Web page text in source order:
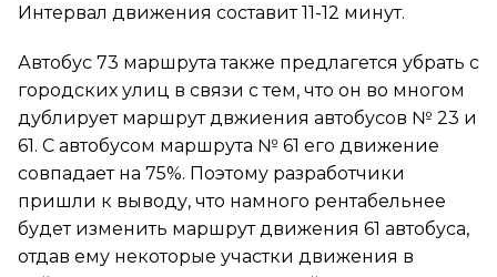
Интервал движения составит 11-12 минут.
Автобус 73 маршрута также предлагется убрать с
городских улиц в связи с тем, что он во многом
дублирует маршрут двжиения автобусов № 23 и
61. С автобусом маршрута № 61 его движение
совпадает на 75%. Поэтому разработчики
пришли к выводу, что намного рентабельнее
будет изменить маршрут движения 61 автобуса,
отдав ему некоторые участки движения в